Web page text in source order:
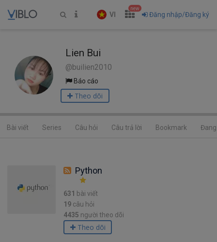
VI
new
Đăng nhập/Đăng ký
Lien Bui
@builien2010
Báo cáo
Theo dõi
Bài viết Series Câu hỏi Câu trả lời Bookmark
Python
631 bài viết
19 câu hỏi
4435 người theo dõi
Theo dõi